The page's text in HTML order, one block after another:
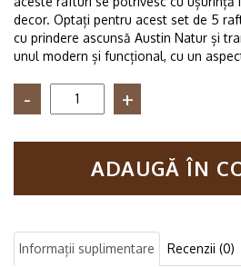
decor. Optați pentru acest set de 5
cu prindere ascunsă Austin Natur și
unul modern și funcțional, cu un
Cantitate
rafturi
hexagonale
lemn
prindere
ascunsa,
ADAUGĂ ÎN
Informații suplimentare Recenzii (0)